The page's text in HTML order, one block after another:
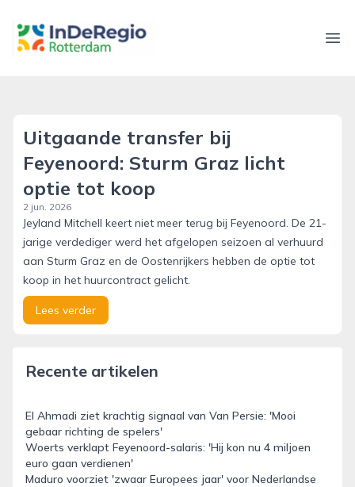
inderegiorotterdam.nl
Uitgaande transfer bij
Feyenoord: Sturm Graz licht
optie tot koop
2 jun. 2026
Jeyland Mitchell keert niet meer terug bij Feyenoord. De 21-
jarige verdediger werd het afgelopen seizoen al verhuurd
aan Sturm Graz en de Oostenrijkers hebben de optie tot
koop in het huurcontract gelicht.
Lees verder
Recente artikelen
El Ahmadi ziet krachtig signaal van Van Persie: 'Mooi
gebaar richting de spelers'
Woerts verklapt Feyenoord-salaris: 'Hij kon nu 4 miljoen
euro gaan verdienen'
Maduro voorziet 'zwaar Europees jaar' voor Nederlandse